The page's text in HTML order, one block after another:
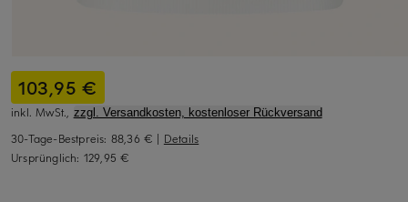
103,95 €
inkl. MwSt., zzgl. Versandkosten, kostenloser Rückversand
30-Tage-Bestpreis: 88,36 € | Details
Ursprünglich: 129,95 €